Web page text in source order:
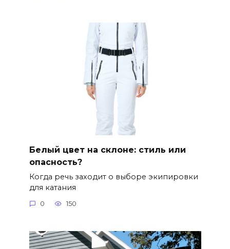
Белый цвет на склоне: стиль или
опасность?
Когда речь заходит о выборе экипировки
для катания
0 150